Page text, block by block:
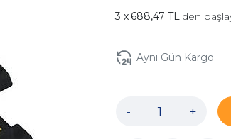
688,47 TL'den
Aynı Gün Kargo
- +